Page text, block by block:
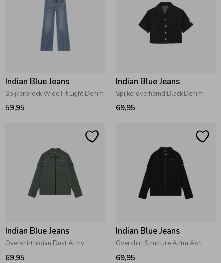
Indian Blue Jeans
Spijkerbroek Wide Fit Light Denim
59,95
Indian Blue Jeans
Spijkeroverhemd Black Denim
69,95
Indian Blue Jeans
Overshirt Indian Dust Army
69,95
Indian Blue Jeans
Overshirt Structure Antra Ash
69,95